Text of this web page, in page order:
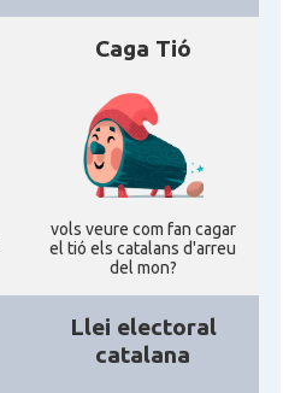
Caga Tió
vols veure com fan cagar
el tió els catalans d'arreu
del mon?
Llei electoral
catalana